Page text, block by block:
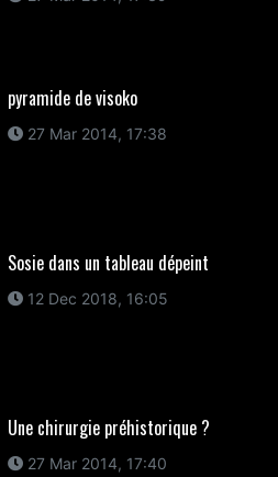
pyramide de visoko
27 Mar 2014, 17:38
Sosie dans un tableau dépeint
12 Dec 2018, 16:05
Une chirurgie préhistorique ?
27 Mar 2014, 17:40